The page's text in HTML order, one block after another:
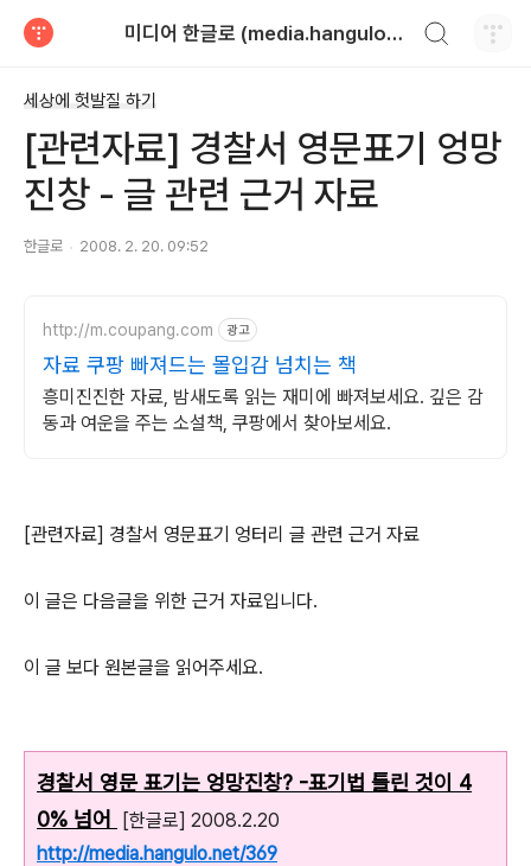
미디어 한글로 (media.hangulo.net)
세상에 헛발질 하기
[관련자료] 경찰서 영문표기 엉망
진창 - 글 관련 근거 자료
한글로 2008. 2. 20. 09:52
http://m.coupang.com 광고
자료 쿠팡 빠져드는 몰입감 넘치는 책
흥미진진한 자료, 밤새도록 읽는 재미에 빠져보세요. 깊은 감
동과 여운을 주는 소설책, 쿠팡에서 찾아보세요.
[관련자료] 경찰서 영문표기 엉터리 글 관련 근거 자료
이 글은 다음글을 위한 근거 자료입니다.
이 글 보다 원본글을 읽어주세요.
경찰서 영문 표기는 엉망진창? -표기법 틀린 것이 4
0% 넘어
[한글로] 2008.2.20
http://media.hangulo.net/369